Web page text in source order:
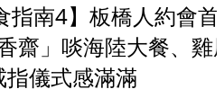
指南4】板橋人約會首
齋」啖海陸大餐、雞
指儀式感滿滿